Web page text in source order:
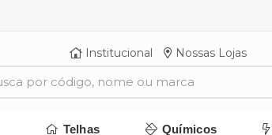
Institucional Nossas Lojas
Telhas Químicos